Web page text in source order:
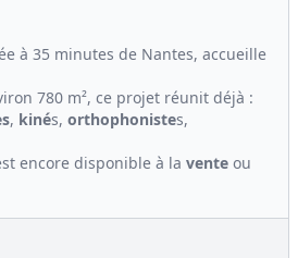
à 35 minutes de Nantes, accueille
780 m², ce projet réunit déjà :
, kinés, orthophonistes,
encore disponible à la vente ou